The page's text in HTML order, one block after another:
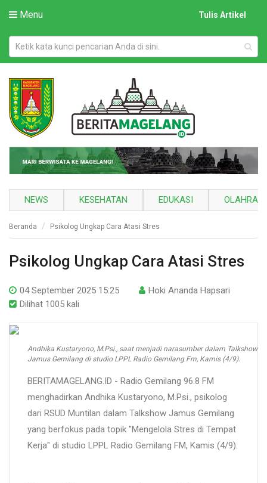
Menu Tulis Artikel
NEWS KESEHATAN EDUKASI
Beranda Psikolog Ungkap Cara Atasi Stres
Psikolog Ungkap Cara Atasi Stres
04 September 2025 15:25
Hoki Ananda Hapsari
Dilihat 1005 kali
Andhika Kustaryono, M.Psi., saat menjadi narasumber dalam Talkshow
Jamus Gemilang di studio LPPL Radio Gemilang Fm, Kamis (4/9).
BERITAMAGELANG.ID - Radio Gemilang 96.8 FM
menghadirkan Andhika Kustaryono, M.Psi., psikolog
dari RSUD Muntilan dalam Talkshow Jamus Gemilang
yang berfokus pada topik "Mengelola Stres di Tempat
Kerja" di studio LPPL Radio Gemilang FM, Kamis (4/9).